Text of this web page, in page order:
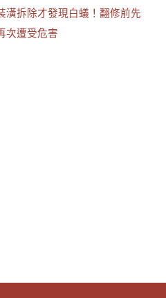
潢拆除才發現白蟻！翻修前先
次遭受危害